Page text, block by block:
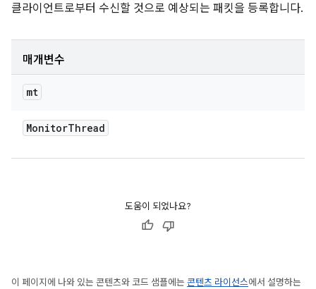
클라이언트로부터 수신할 것으로 예상되는 패킷을 등록합니다.
매개변수
mt
MonitorThread
도움이 되었나요?
이 페이지에 나와 있는 콘텐츠와 코드 샘플에는 콘텐츠 라이선스에서 설명하는